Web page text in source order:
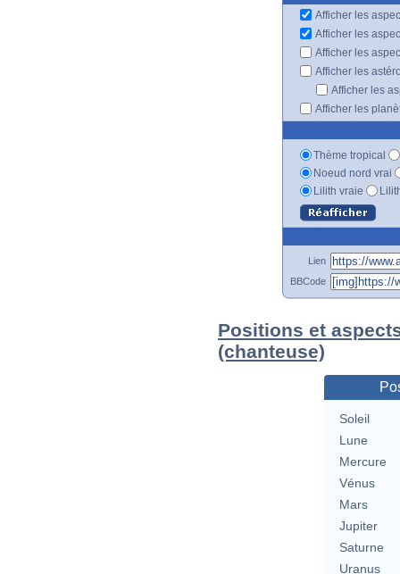
Afficher les
Afficher les
Afficher les
Afficher les
Afficher les
Afficher les
Thème tropical
Noeud nord vrai
Lilith vraie
Lien
BBCode
Positions et
(chanteuse)
Soleil
Lune
Mercure
Vénus
Mars
Jupiter
Saturne
Uranus